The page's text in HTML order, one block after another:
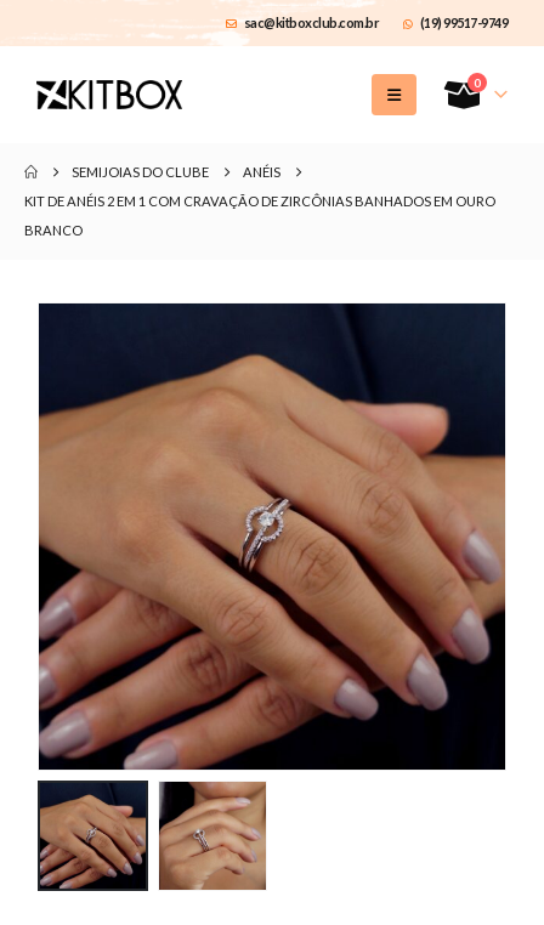
sac@kitboxclub.com.br (19) 99517-9749
0
SEMIJOIAS DO CLUBE
ANÉIS
KIT DE ANÉIS 2 EM 1 COM CRAVAÇÃO DE ZIRCÔNIAS BANHADOS EM OURO
BRANCO